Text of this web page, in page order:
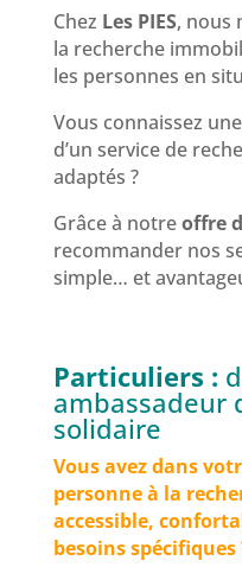
Chez Les PIES, nous
la recherche
les personnes en
Vous connaissez
d’un service de
adaptés ?
Grâce à notreoffre
recommander nos
simple… et
Particuliers :
ambassadeur
solidaire
Vous avez dans
personne à la
accessible,
besoins spécifiques